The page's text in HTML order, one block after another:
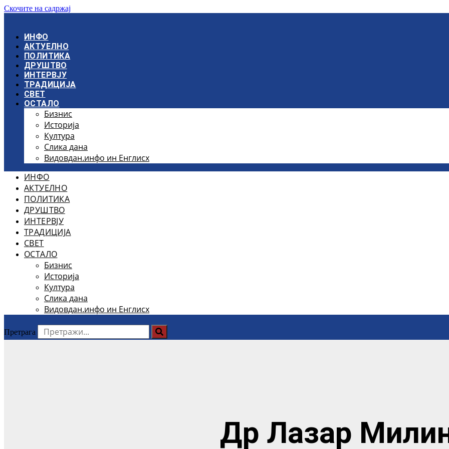
Скочите на садржај
ИНФО
АКТУЕЛНО
ПОЛИТИКА
ДРУШТВО
ИНТЕРВЈУ
ТРАДИЦИЈА
СВЕТ
ОСТАЛО
Бизнис
Историја
Култура
Слика дана
Видовдан.инфо ин Енглисх
ИНФО
АКТУЕЛНО
ПОЛИТИКА
ДРУШТВО
ИНТЕРВЈУ
ТРАДИЦИЈА
СВЕТ
ОСТАЛО
Бизнис
Историја
Култура
Слика дана
Видовдан.инфо ин Енглисх
Претрага
Др Лазар